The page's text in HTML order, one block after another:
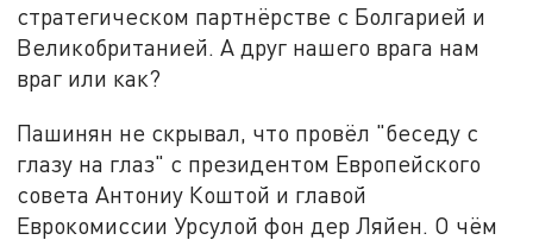
стратегическом партнёрстве с Болгарией и
Великобританией. А друг нашего врага нам
враг или как?
Пашинян не скрывал, что провёл "беседу с
глазу на глаз" с президентом Европейского
совета Антониу Коштой и главой
Еврокомиссии Урсулой фон дер Ляйен. О чём